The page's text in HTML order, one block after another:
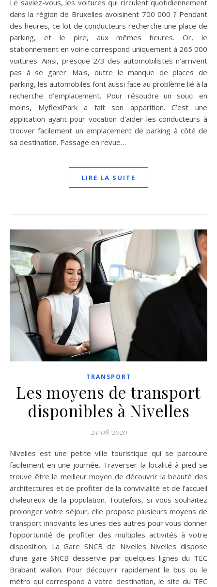
Le saviez-vous, les voitures qui circulent quotidiennement
dans la région de Bruxelles avoisinent 700 000 ? Pendant
des heures, ce lot de conducteurs recherche une place de
parking, et le pire, aux mêmes heures. Or, le
stationnement en voirie correspond uniquement à 265 000
voitures. Ainsi, presque 2/3 des automobilistes n’arrivent
pas à se garer. Mais, outre le manque de places de
parking, les automobiles font aussi face au problème lié à la
recherche d’emplacement. Pour résoudre un souci en
moins, MyflexiPark a fait son apparition. C’est une
application ayant pour vocation d’aider les conducteurs à
trouver facilement un emplacement de parking à côté de
sa destination. Passage en revue…
LIRE LA SUITE
TRANSPORT
Les moyens de transport
disponibles à Nivelles
24/08/2020
Nivelles est une petite ville touristique qui se parcoure
facilement en une journée. Traverser la localité à pied se
trouve être le meilleur moyen de découvrir la beauté des
architectures et de profiter de la convivialité et de l’accueil
chaleureux de la population. Toutefois, si vous souhaitez
prolonger votre séjour, elle propose plusieurs moyens de
transport innovants les unes des autres pour vous donner
l’opportunité de profiter des multiples activités à votre
disposition. La Gare SNCB de Nivelles Nivelles dispose
d’une gare SNCB desservie par quelques lignes du TEC
Brabant wallon. Pour découvrir rapidement le bus ou le
métro qui correspond à votre destination, le site du TEC